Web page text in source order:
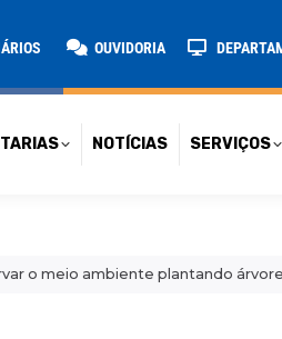
OUVIDORIA
NOTÍCIAS SERVIÇOS
o meio ambiente plantando